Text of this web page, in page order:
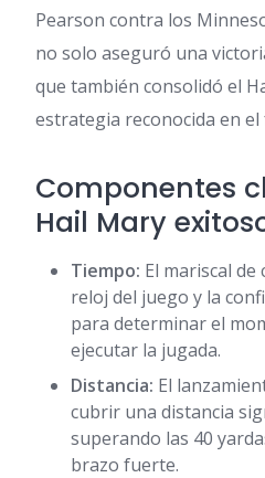
Pearson contra los
no solo aseguró una
que también consolidó el
estrategia reconocida en
Componentes
Hail Mary
Tiempo: El mariscal
reloj del juego y la
para determinar el
ejecutar la jugada.
Distancia: El
cubrir una distancia
superando las 40
brazo fuerte.